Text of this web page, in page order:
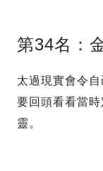
第34名：
太過現實會令
要回頭看看當
靈。